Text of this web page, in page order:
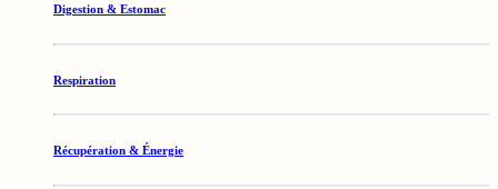
Digestion & Estomac
Respiration
Récupération & Énergie